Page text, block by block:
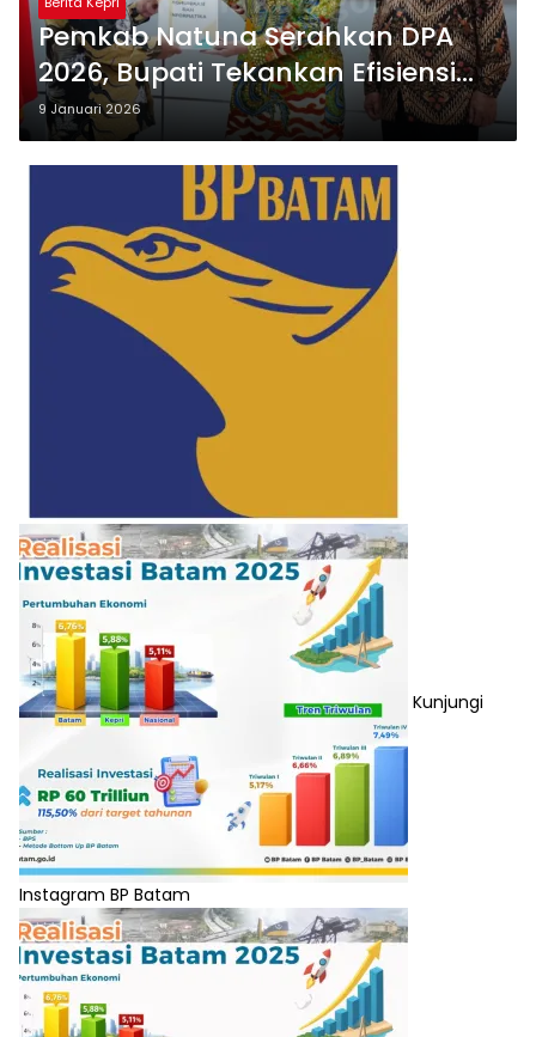
Pemkab Natuna Serahkan DPA
2026, Bupati Tekankan Efisiensi
dan Prioritas Kepentingan
Masyarakat
9 Januari 2026
Kunjungi
Instagram BP Batam